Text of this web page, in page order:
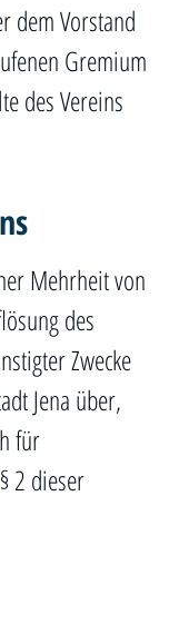
dem Vorstand
Gremium
des Vereins
Mehrheit von
des
Zwecke
Jena über,
für
2 dieser